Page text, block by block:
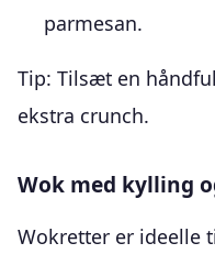
parmesan.
Tip: Tilsæt en
ekstra crunch.
Wok med kylling
Wokretter er ideelle